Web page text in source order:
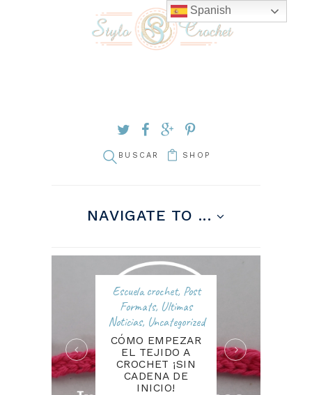
SHOP
NAVIGATE TO ...
Escuela crochet, Post
Formats, Ultimas
Noticias, Uncategorized
CÓMO EMPEZAR
EL TEJIDO A
CROCHET ¡SIN
CADENA DE
INICIO!
Spanish